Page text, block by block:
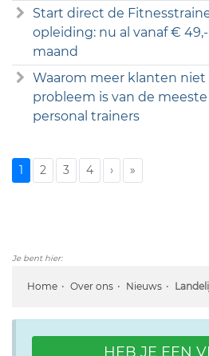
Start direct de
opleiding: nu al vanaf €
maand
Waarom meer klanten niet
probleem is van de meeste
personal trainers
1 2 3 4 › »
Je bent hier:
Home Over ons Nieuws
HEB JE EEN